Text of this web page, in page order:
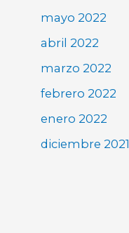
mayo 2022
abril 2022
marzo 2022
febrero 2022
enero 2022
diciembre 2021